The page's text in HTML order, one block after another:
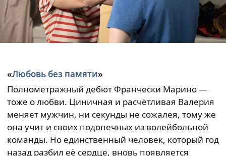
«Любовь без памяти»
Полнометражный дебют Франчески Марино —
тоже о любви. Циничная и расчётливая Валерия
меняет мужчин, ни секунды не сожалея, тому же
она учит и своих подопечных из волейбольной
команды. Но единственный человек, который год
назад разбил её сердце, вновь появляется